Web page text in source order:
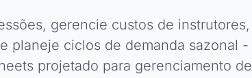
gerencie custos de instrutores,
planeje ciclos de demanda sazonal -
projetado para gerenciamento de